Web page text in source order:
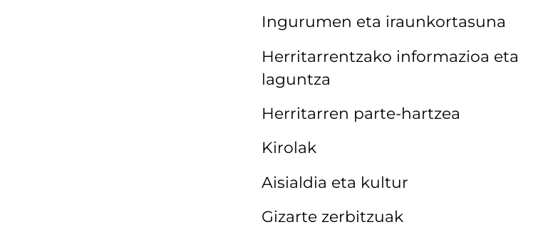
Ingurumen eta iraunkortasuna
Herritarrentzako informazioa eta
laguntza
Herritarren parte-hartzea
Kirolak
Aisialdia eta kultur
Gizarte zerbitzuak